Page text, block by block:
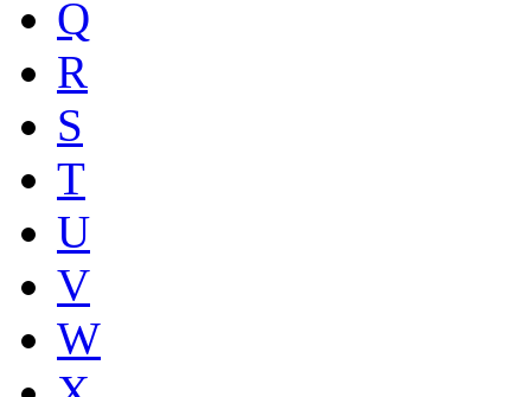
Q
R
S
T
U
V
W